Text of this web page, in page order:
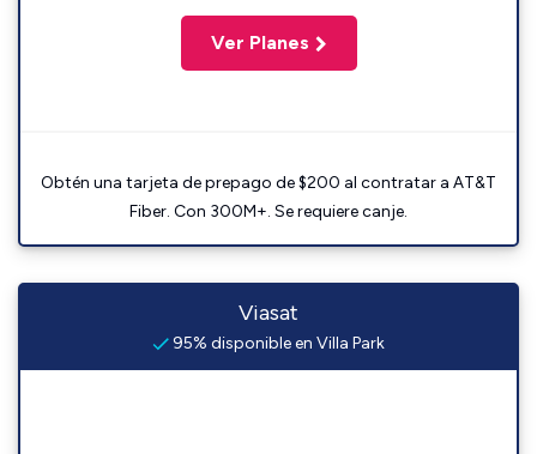
Ver Planes
Obtén una tarjeta de prepago de $200 al contratar a AT&T
Fiber. Con 300M+. Se requiere canje.
Viasat
95% disponible en Villa Park